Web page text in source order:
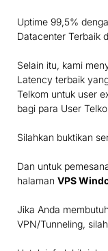
Uptime 99,5%
Datacenter Terbaik
Selain itu, kami
Latency terbaik
Telkom untuk user
bagi para User
Silahkan buktikan
Dan untuk
halaman VPS
Jika Anda
VPN/Tunneling,